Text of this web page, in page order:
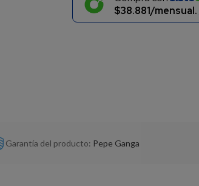
$38.881/mensual.
Garantía del producto: Pepe Ganga